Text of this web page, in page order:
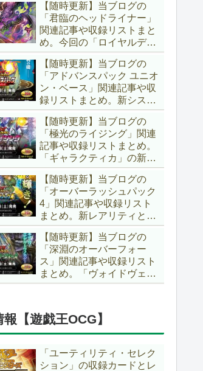
【随時更新】当ブログの
「君臨のヘッドライナー」
関連記事や収録リストまと
め。今回の「ロイヤルデモ
ンズ」は相手モンスターを
リリース！！また、新テー
マとして「救惺」、「ヘル
シィ」、「ゴエゴエ」も登
場です！！【遊戯王ラッシ
ュデュエル】
【随時更新】当ブログの
「アドバンスパック ユニオ
ン・ベース」関連記事や収
録リストまとめ。新システ
ム「ユニオンフュージョ
ン」の登場により、ようや
く原作さながらの「ＸＹ
Ｚ」が使用可能となりまし
た！！【遊戯王ラッシュデ
ュエル】
【随時更新】当ブログの
「極光のライジング」関連
記事や収録リストまとめ。
「ギャラクティカ」の新た
なフュージョンモンスター
やイラスト違い、「報道」
の強化に加え、幻竜族の新
テーマ「纏竜」も登場で
す！！【遊戯王ラッシュデ
ュエル】
【随時更新】当ブログの
「オーバーラッシュパック
4」関連記事や収録リスト
まとめ。新レアリティとし
てフルオーバーラッシュレ
ア仕様が初登場！！そし
て、OCGの大人気テーマ
「霊使い」も同時に実装さ
れています！！【遊戯王ラ
【随時更新】当ブログの
「深淵のオーバーフォー
ス」関連記事や収録リスト
まとめ。「ヴォイドヴェル
グ」や「夢中」、「ラ
「コスモス姫」などの人気
テーマ強化に加え、「冥
跡」もテーマ化です！！
【遊戯王ラッシュデュエ
ル】
【遊戯王OCG】
「ユーティリティ・セレク
ション」の収録カードとレ